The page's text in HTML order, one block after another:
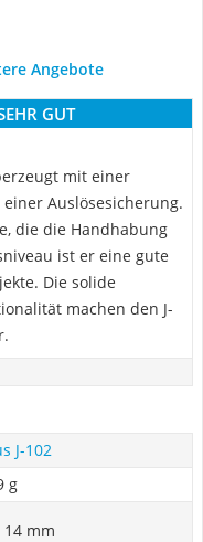
Angebote
GUT
mit einer
Auslösesicherung.
die die Handhabung
ist er eine gute
Die solide
machen den J-
J-102
g
mm